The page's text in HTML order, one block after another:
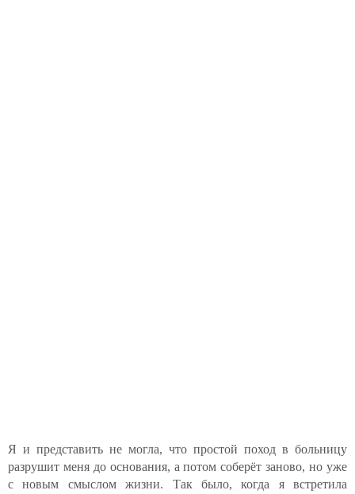
Я и представить не могла, что простой поход в больницу
разрушит меня до основания, а потом соберёт заново, но уже
с новым смыслом жизни. Так было, когда я встретила